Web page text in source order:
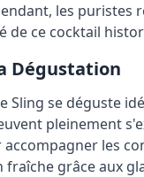
les
de ce cocktail
Dégustation
Sling se déguste
pleinement
les
fraîche grâce aux